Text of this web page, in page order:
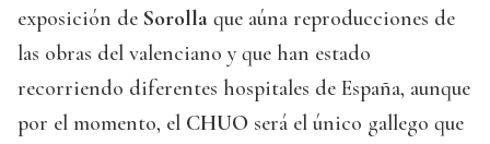
exposición de Sorolla que aúna reproducciones de
las obras del valenciano y que han estado
recorriendo diferentes hospitales de España, aunque
por el momento, el CHUO será el único gallego que